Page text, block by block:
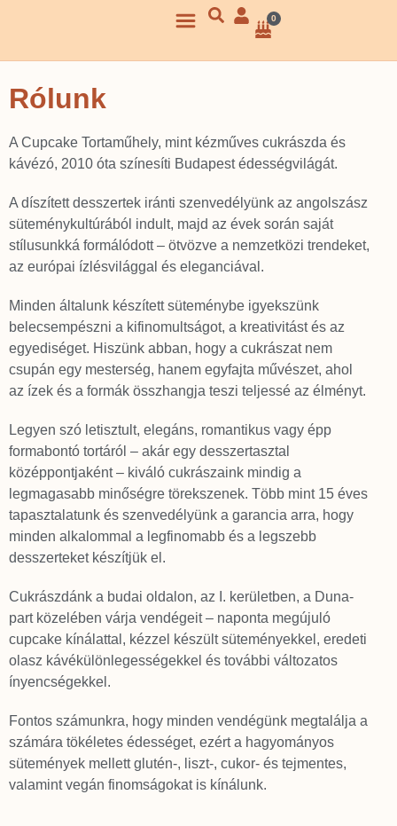
0
Rólunk
A Cupcake Tortaműhely, mint kézműves cukrászda és
kávézó, 2010 óta színesíti Budapest édességvilágát.
A díszített desszertek iránti szenvedélyünk az angolszász
süteménykultúrából indult, majd az évek során saját
stílusunkká formálódott – ötvözve a nemzetközi trendeket,
az európai ízlésvilággal és eleganciával.
Minden általunk készített süteménybe igyekszünk
belecsempészni a kifinomultságot, a kreativitást és az
egyediséget. Hiszünk abban, hogy a cukrászat nem
csupán egy mesterség, hanem egyfajta művészet, ahol
az ízek és a formák összhangja teszi teljessé az élményt.
Legyen szó letisztult, elegáns, romantikus vagy épp
formabontó tortáról – akár egy desszertasztal
középpontjaként – kiváló cukrászaink mindig a
legmagasabb minőségre törekszenek. Több mint 15 éves
tapasztalatunk és szenvedélyünk a garancia arra, hogy
minden alkalommal a legfinomabb és a legszebb
desszerteket készítjük el.
Cukrászdánk a budai oldalon, az I. kerületben, a Duna-
part közelében várja vendégeit – naponta megújuló
cupcake kínálattal, kézzel készült süteményekkel, eredeti
olasz kávékülönlegességekkel és további változatos
ínyencségekkel.
Fontos számunkra, hogy minden vendégünk megtalálja a
számára tökéletes édességet, ezért a hagyományos
sütemények mellett glutén-, liszt-, cukor- és tejmentes,
valamint vegán finomságokat is kínálunk.